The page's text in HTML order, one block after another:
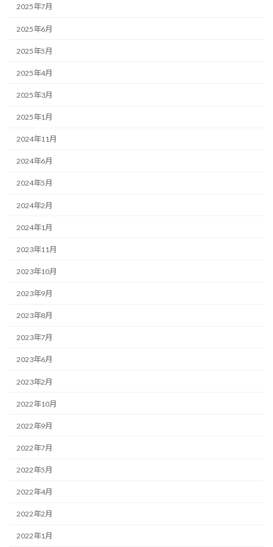
2025年7月
2025年6月
2025年5月
2025年4月
2025年3月
2025年1月
2024年11月
2024年6月
2024年5月
2024年2月
2024年1月
2023年11月
2023年10月
2023年9月
2023年8月
2023年7月
2023年6月
2023年2月
2022年10月
2022年9月
2022年7月
2022年5月
2022年4月
2022年2月
2022年1月